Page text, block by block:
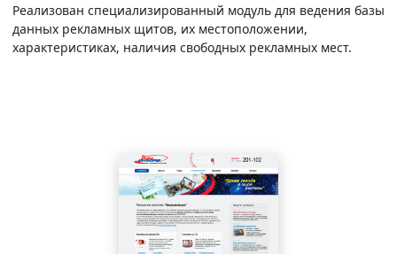
Реализован специализированный модуль для ведения базы
данных рекламных щитов, их местоположении,
характеристиках, наличия свободных рекламных мест.